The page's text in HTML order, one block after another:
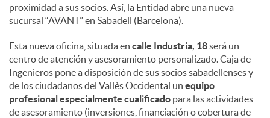
proximidad a sus socios. Así, la Entidad abre una nueva
sucursal “AVANT” en Sabadell (Barcelona).
Esta nueva oficina, situada en calle Industria, 18será un
centro de atención y asesoramiento personalizado. Caja de
Ingenieros pone a disposición de sus socios sabadellenses y
de los ciudadanos del Vallès Occidental un equipo
profesional especialmente cualificado para las actividades
de asesoramiento (inversiones, financiación o cobertura de